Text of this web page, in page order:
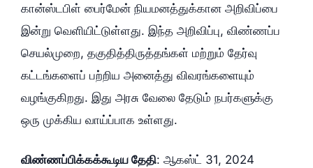
கான்ஸ்டபிள் பைர்மேன் நியமனத்துக்கான அறிவிப்பை
இன்று வெளியிட்டுள்ளது. இந்த அறிவிப்பு, விண்ணப்ப
செயல்முறை, தகுதித்திருத்தங்கள் மற்றும் தேர்வு
கட்டங்களைப் பற்றிய அனைத்து விவரங்களையும்
வழங்குகிறது. இது அரசு வேலை தேடும் நபர்களுக்கு
ஒரு முக்கிய வாய்ப்பாக உள்ளது.
விண்ணப்பிக்கக்கூடிய தேதி: ஆகஸ்ட் 31, 2024